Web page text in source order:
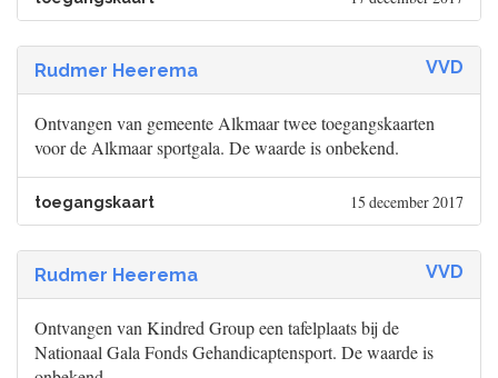
Rudmer Heerema VVD
Ontvangen van gemeente Alkmaar twee toegangskaarten
voor de Alkmaar sportgala. De waarde is onbekend.
toegangskaart 15 december 2017
Rudmer Heerema VVD
Ontvangen van Kindred Group een tafelplaats bij de
Nationaal Gala Fonds Gehandicaptensport. De waarde is